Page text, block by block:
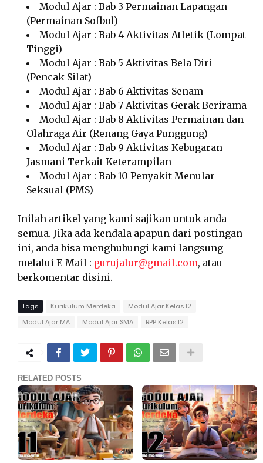
Modul Ajar : Bab 3 Permainan Lapangan
(Permainan Sofbol)
Modul Ajar : Bab 4 Aktivitas Atletik (Lompat
Tinggi)
Modul Ajar : Bab 5 Aktivitas Bela Diri
(Pencak Silat)
Modul Ajar : Bab 6 Aktivitas Senam
Modul Ajar : Bab 7 Aktivitas Gerak Berirama
Modul Ajar : Bab 8 Aktivitas Permainan dan
Olahraga Air (Renang Gaya Punggung)
Modul Ajar : Bab 9 Aktivitas Kebugaran
Jasmani Terkait Keterampilan
Modul Ajar : Bab 10 Penyakit Menular
Seksual (PMS)
Inilah artikel yang kami sajikan untuk anda
semua. Jika ada kendala apapun dari postingan
ini, anda bisa menghubungi kami langsung
melalui E-Mail : gurujalur@gmail.com, atau
berkomentar disini.
Tags Kurikulum Merdeka
Modul Ajar Kelas 12
Modul Ajar MA
Modul Ajar SMA RPP Kelas 12
RELATED POSTS